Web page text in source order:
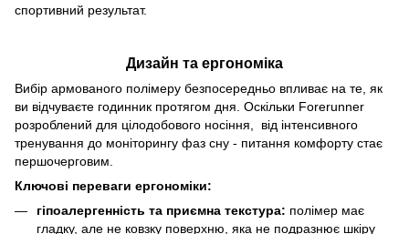
спортивний результат.
Дизайн та ергономіка
Вибір армованого полімеру безпосередньо впливає на те, як
ви відчуваєте годинник протягом дня. Оскільки Forerunner
розроблений для цілодобового носіння, від інтенсивного
тренування до моніторингу фаз сну - питання комфорту стає
першочерговим.
Ключові переваги ергономіки:
гіпоалергенність та приємна текстура: полімер має
гладку, але не ковзку поверхню, яка не подразнює шкіру